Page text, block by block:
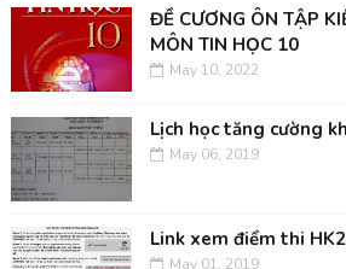
ĐỀ CƯƠNG ÔN TẬP
MÔN TIN HỌC 10
May 10, 2022
Lịch học tăng cường
May 06, 2019
Link xem điểm thi
May 01, 2019